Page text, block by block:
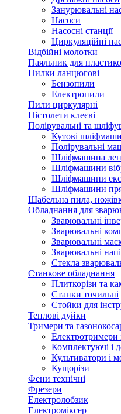
Занурювальні
Насоси
Насосні станції
Циркуляційні
Відбійні молотки
Паяльник для
Пилки ланцюгові
Бензопили
Електропили
Пили циркулярні
Пістолети клеєві
Полірувальні та
Кутові
Полірувальні
Шліфмашина
Шліфмашини
Шліфмашини
Шліфмашини
Шабельна пила,
Обладнання для
Зварювальні
Зварювальні
Зварювальні
Зварювальні
Стекла
Станкове обладнання
Плиткорізи та
Станки точильні
Стойки для
Теплові дуйки
Тримери та
Електротримери
Комплектуючі і
Культиватори і
Кущорізи
Фени технічні
Фрезери
Електролобзик
Електроміксер